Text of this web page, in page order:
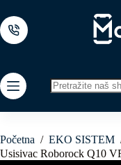
to
content
results
Početna / EKO SISTEM
Usisivac Roborock Q10